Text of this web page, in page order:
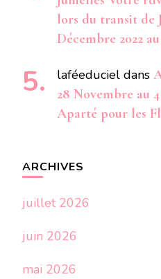
lors du transit de
Décembre 2022
laféeduciel dans
28 Novembre au
Aparté pour les
ARCHIVES
juillet 2026
juin 2026
mai 2026